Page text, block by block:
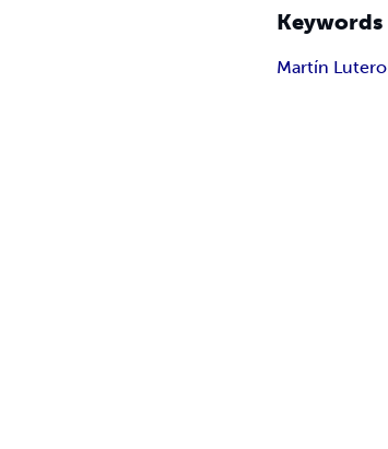
Keywords
Martín Lutero